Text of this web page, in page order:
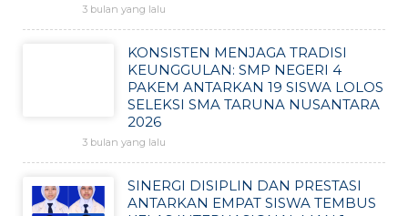
3 bulan yang lalu
KONSISTEN MENJAGA TRADISI
KEUNGGULAN: SMP NEGERI 4
PAKEM ANTARKAN 19 SISWA LOLOS
SELEKSI SMA TARUNA NUSANTARA
2026
3 bulan yang lalu
SINERGI DISIPLIN DAN PRESTASI
ANTARKAN EMPAT SISWA TEMBUS